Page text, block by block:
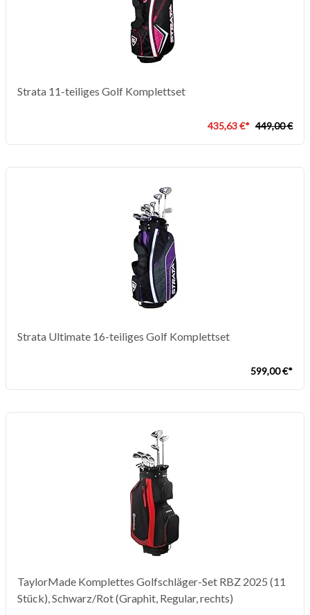
Strata 11-teiliges Golf Komplettset
435,63 €* 449,00 €
Strata Ultimate 16-teiliges Golf Komplettset
599,00 €*
TaylorMade Komplettes Golfschläger-Set RBZ 2025 (11
Stück), Schwarz/Rot (Graphit, Regular, rechts)